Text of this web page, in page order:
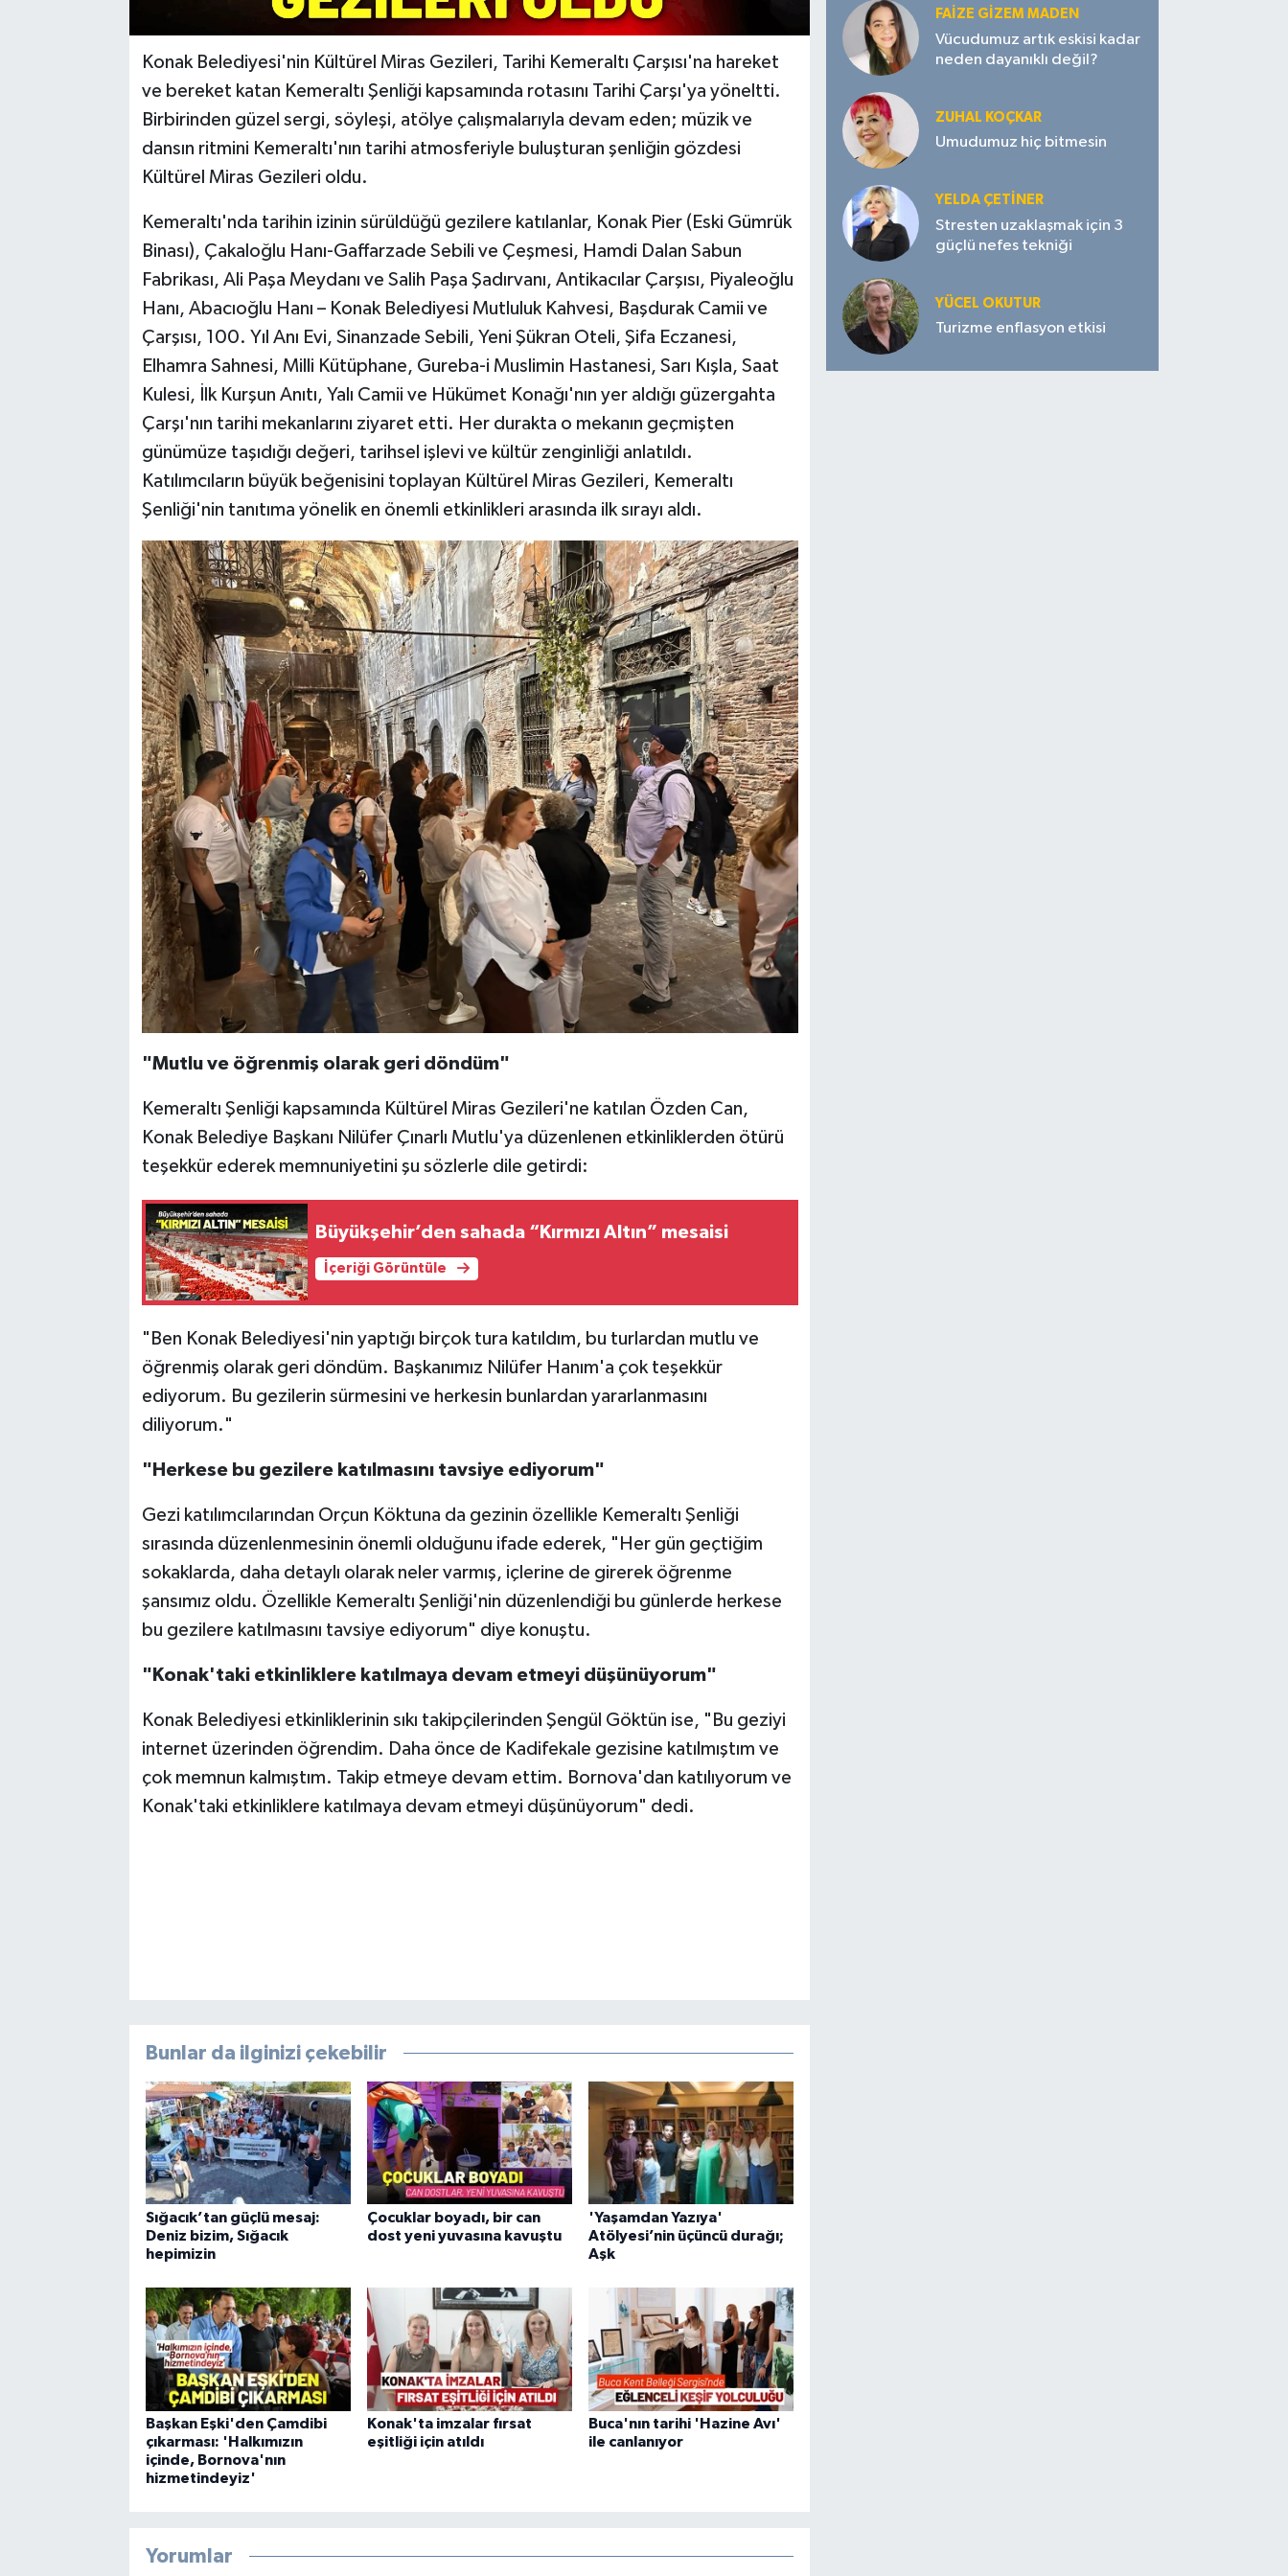
Konak Belediyesi'nin Kültürel Miras Gezileri, Tarihi Kemeraltı Çarşısı'na hareket
ve bereket katan Kemeraltı Şenliği kapsamında rotasını Tarihi Çarşı'ya yöneltti.
Birbirinden güzel sergi, söyleşi, atölye çalışmalarıyla devam eden; müzik ve
dansın ritmini Kemeraltı'nın tarihi atmosferiyle buluşturan şenliğin gözdesi
Kültürel Miras Gezileri oldu.
Kemeraltı'nda tarihin izinin sürüldüğü gezilere katılanlar, Konak Pier (Eski Gümrük
Binası), Çakaloğlu Hanı-Gaffarzade Sebili ve Çeşmesi, Hamdi Dalan Sabun
Fabrikası, Ali Paşa Meydanı ve Salih Paşa Şadırvanı, Antikacılar Çarşısı, Piyaleoğlu
Hanı, Abacıoğlu Hanı – Konak Belediyesi Mutluluk Kahvesi, Başdurak Camii ve
Çarşısı, 100. Yıl Anı Evi, Sinanzade Sebili, Yeni Şükran Oteli, Şifa Eczanesi,
Elhamra Sahnesi, Milli Kütüphane, Gureba-i Muslimin Hastanesi, Sarı Kışla, Saat
Kulesi, İlk Kurşun Anıtı, Yalı Camii ve Hükümet Konağı'nın yer aldığı güzergahta
Çarşı'nın tarihi mekanlarını ziyaret etti. Her durakta o mekanın geçmişten
günümüze taşıdığı değeri, tarihsel işlevi ve kültür zenginliği anlatıldı.
Katılımcıların büyük beğenisini toplayan Kültürel Miras Gezileri, Kemeraltı
Şenliği'nin tanıtıma yönelik en önemli etkinlikleri arasında ilk sırayı aldı.
"Mutlu ve öğrenmiş olarak geri döndüm"
Kemeraltı Şenliği kapsamında Kültürel Miras Gezileri'ne katılan Özden Can,
Konak Belediye Başkanı Nilüfer Çınarlı Mutlu'ya düzenlenen etkinliklerden ötürü
teşekkür ederek memnuniyetini şu sözlerle dile getirdi:
Büyükşehir’den sahada “Kırmızı Altın” mesaisi
İçeriği Görüntüle
"Ben Konak Belediyesi'nin yaptığı birçok tura katıldım, bu turlardan mutlu ve
öğrenmiş olarak geri döndüm. Başkanımız Nilüfer Hanım'a çok teşekkür
ediyorum. Bu gezilerin sürmesini ve herkesin bunlardan yararlanmasını
diliyorum."
"Herkese bu gezilere katılmasını tavsiye ediyorum"
Gezi katılımcılarından Orçun Köktuna da gezinin özellikle Kemeraltı Şenliği
sırasında düzenlenmesinin önemli olduğunu ifade ederek, "Her gün geçtiğim
sokaklarda, daha detaylı olarak neler varmış, içlerine de girerek öğrenme
şansımız oldu. Özellikle Kemeraltı Şenliği'nin düzenlendiği bu günlerde herkese
bu gezilere katılmasını tavsiye ediyorum" diye konuştu.
"Konak'taki etkinliklere katılmaya devam etmeyi düşünüyorum"
Konak Belediyesi etkinliklerinin sıkı takipçilerinden Şengül Göktün ise, "Bu geziyi
internet üzerinden öğrendim. Daha önce de Kadifekale gezisine katılmıştım ve
çok memnun kalmıştım. Takip etmeye devam ettim. Bornova'dan katılıyorum ve
Konak'taki etkinliklere katılmaya devam etmeyi düşünüyorum" dedi.
Bunlar da ilginizi çekebilir
Sığacık’tan güçlü mesaj:
Deniz bizim, Sığacık
hepimizin
Çocuklar boyadı, bir can
dost yeni yuvasına kavuştu
'Yaşamdan Yazıya'
Atölyesi’nin üçüncü durağı;
Aşk
Başkan Eşki'den Çamdibi
çıkarması: 'Halkımızın
içinde, Bornova'nın
hizmetindeyiz'
Konak'ta imzalar fırsat
eşitliği için atıldı
Buca'nın tarihi 'Hazine Avı'
ile canlanıyor
Yorumlar
FAIZE GIZEM MADEN
Vücudumuz artık eskisi kadar
neden dayanıklı değil?
ZUHAL KOÇKAR
Umudumuz hiç bitmesin
YELDA ÇETİNER
Stresten uzaklaşmak için 3
güçlü nefes tekniği
YÜCEL OKUTUR
Turizme enflasyon etkisi